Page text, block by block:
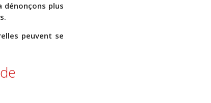
dénonçons plus
peuvent se